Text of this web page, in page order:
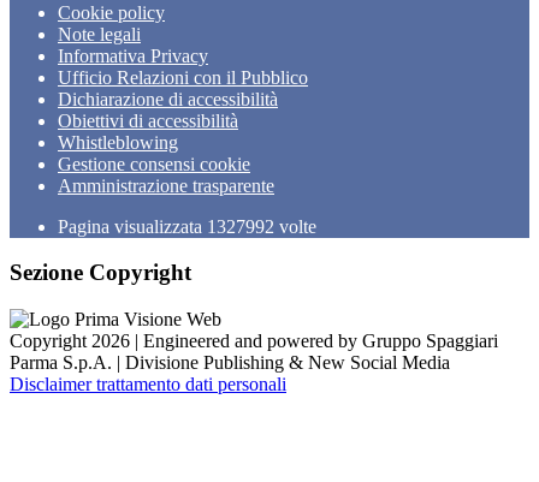
Cookie policy
Note legali
Informativa Privacy
Ufficio Relazioni con il Pubblico
Dichiarazione di accessibilità
Obiettivi di accessibilità
Whistleblowing
Gestione consensi cookie
Amministrazione trasparente
Pagina visualizzata 1327992 volte
Sezione Copyright
Copyright 2026 | Engineered and powered by Gruppo Spaggiari
Parma S.p.A. | Divisione Publishing & New Social Media
Disclaimer trattamento dati personali